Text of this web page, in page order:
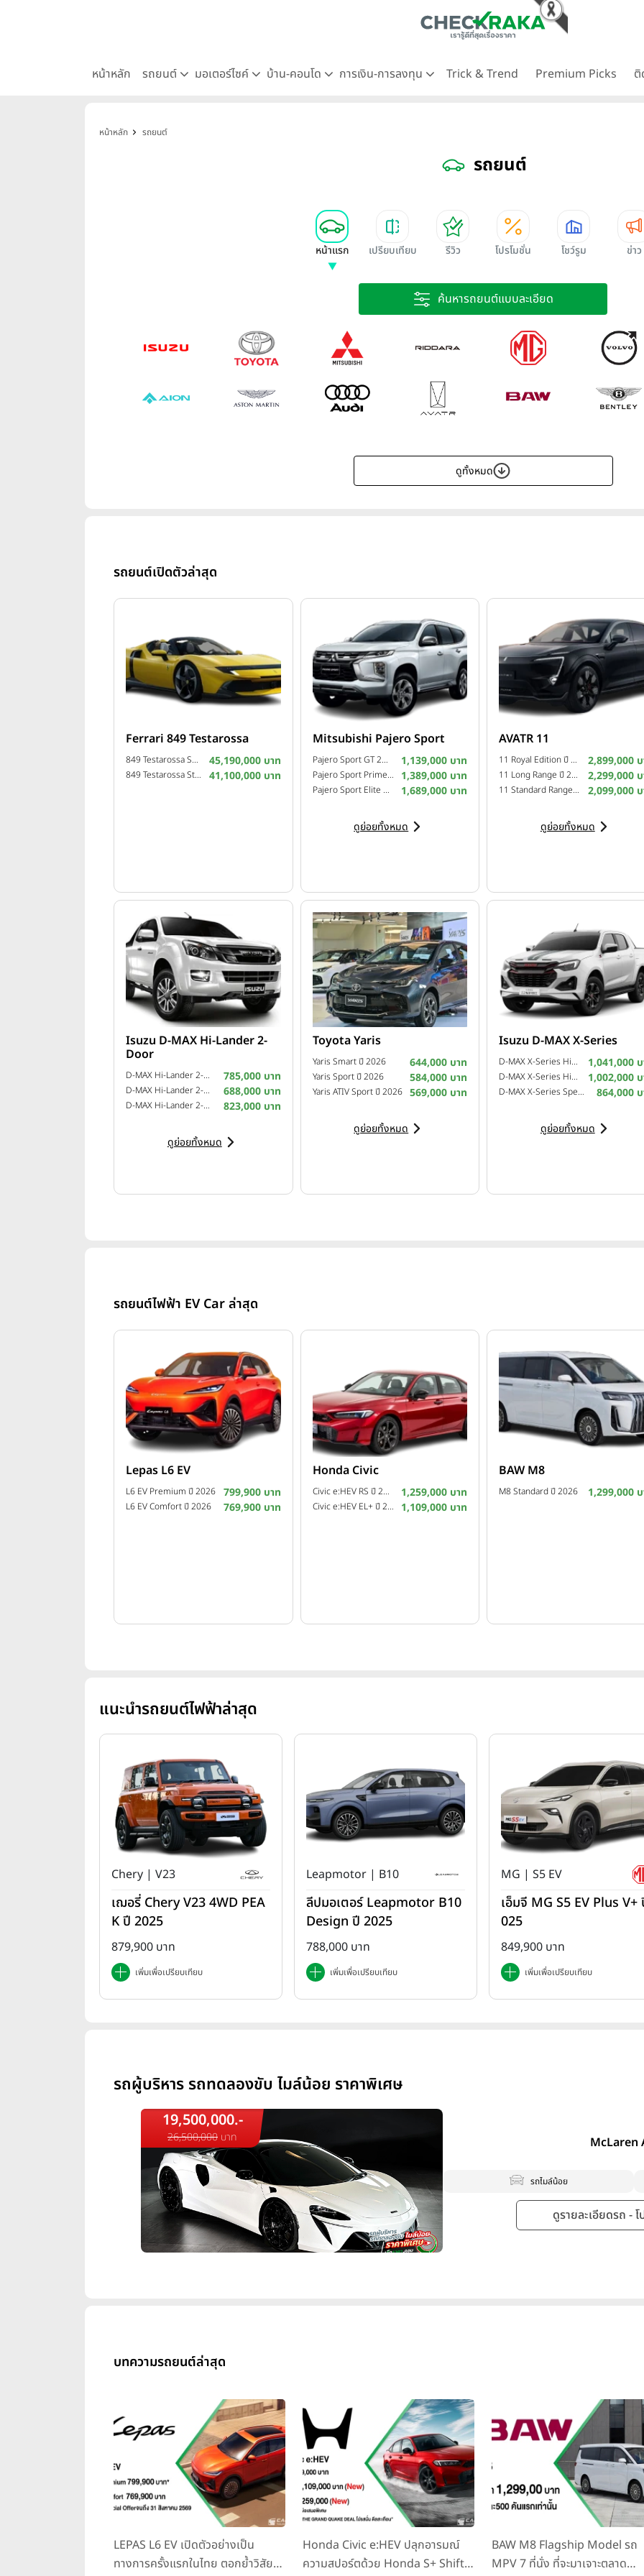
หน้าหลัก รถยนต์ มอเตอร์ไซค์ บ้าน-คอนโด การเงิน-การลงทุน Trick & Trend Premium Picks ติ
หน้าหลัก รถยนต์
รถยนต์
หน้าแรก เปรียบเทียบ รีวิว โปรโมชั่น โชว์รูม ข่าว
ค้นหารถยนต์แบบละเอียด
ดูทั้งหมด
รถยนต์เปิดตัวล่าสุด
Ferrari 849 Testarossa
849 Testarossa Spider ปี 2025 45,190,000 บาท
849 Testarossa Standard ปี 2025 41,100,000 บาท
Mitsubishi Pajero Sport
Pajero Sport GT 2WD ปี 2025 1,139,000 บาท
Pajero Sport Prime 2WD ปี 2025 1,389,000 บาท
Pajero Sport Elite Edition 4WD ปี 2024 1,689,000 บาท
ดูย่อยทั้งหมด
AVATR 11
11 Royal Edition ปี 2025 2,899,000
11 Long Range ปี 2024 2,299,000
11 Standard Range ปี 2024 2,099,000
ดูย่อยทั้งหมด
Isuzu D-MAX Hi-Lander 2-
Door
D-MAX Hi-Lander 2-Door 2.5 Z VGS Turbo ฉลอง 99 ปี อีซูซุ ปี 2015 785,000 บาท
D-MAX Hi-Lander 2-Door 2.5 L ปี 2011 688,000 บาท
D-MAX Hi-Lander 2-Door 3.0 Z-Prestige VGS Turbo ปี 2013 823,000 บาท
ดูย่อยทั้งหมด
Toyota Yaris
Yaris Smart ปี 2026 644,000 บาท
Yaris Sport ปี 2026 584,000 บาท
Yaris ATIV Sport ปี 2026 569,000 บาท
ดูย่อยทั้งหมด
Isuzu D-MAX X-Series
D-MAX X-Series Hi-Lander 4-Door 2.2 Ddi Z A/T ปี 2025 1,041,000
D-MAX X-Series Hi-Lander 4-Door 2.2 Ddi Z M/T ปี 2025 1,002,000
D-MAX X-Series Speed 4-Door 2.2 Ddi L M/T ปี 2025 864,000
ดูย่อยทั้งหมด
รถยนต์ไฟฟ้า EV Car ล่าสุด
Lepas L6 EV
L6 EV Premium ปี 2026 799,900 บาท
L6 EV Comfort ปี 2026 769,900 บาท
Honda Civic
Civic e:HEV RS ปี 2026 1,259,000 บาท
Civic e:HEV EL+ ปี 2026 1,109,000 บาท
BAW M8
M8 Standard ปี 2026 1,299,000
แนะนำรถยนต์ไฟฟ้าล่าสุด
Chery | V23
เฌอรี่ Chery V23 4WD PEA
K ปี 2025
879,900 บาท
เพิ่มเพื่อเปรียบเทียบ
Leapmotor | B10
ลีปมอเตอร์ Leapmotor B10
Design ปี 2025
788,000 บาท
เพิ่มเพื่อเปรียบเทียบ
MG | S5 EV
เอ็มจี MG S5 EV Plus V+
025
849,900 บาท
เพิ่มเพื่อเปรียบเทียบ
รถผู้บริหาร รถทดลองขับ ไมล์น้อย ราคาพิเศษ
19,500,000.-
26,500,000 บาท McLaren
รถไมล์น้อย
ดูรายละเอียดรถ -
บทความรถยนต์ล่าสุด
LEPAS L6 EV เปิดตัวอย่างเป็น
ทางการครั้งแรกในไทย ตอกย้ำวิสัย
Honda Civic e:HEV ปลุกอารมณ์
ความสปอร์ตด้วย Honda S+ Shift
BAW M8 Flagship Model รถ
MPV 7 ที่นั่ง ที่จะมาเจาะตลาด